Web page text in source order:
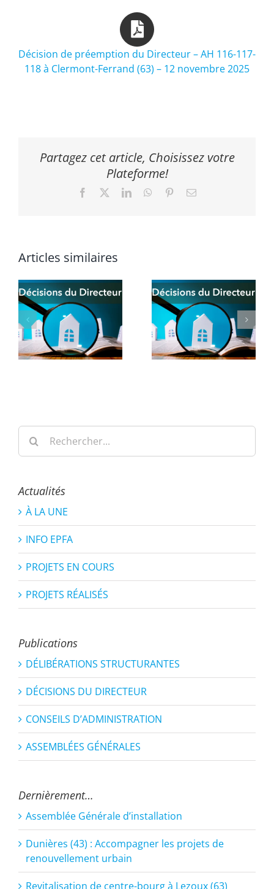
Décision de préemption du Directeur – AH 116-117-
118 à Clermont-Ferrand (63) – 12 novembre 2025
Partagez cet article, Choisissez votre
Plateforme!
Facebook LinkedInWhatsApp
PinterestEmail
Articles similaires
Rechercher:
Actualités
À LA UNE
INFO EPFA
PROJETS EN COURS
PROJETS RÉALISÉS
Publications
DÉLIBÉRATIONS STRUCTURANTES
DÉCISIONS DU DIRECTEUR
CONSEILS D’ADMINISTRATION
ASSEMBLÉES GÉNÉRALES
Dernièrement…
Assemblée Générale d’installation
Dunières (43) : Accompagner les projets de
renouvellement urbain
Revitalisation de centre-bourg à Lezoux (63)